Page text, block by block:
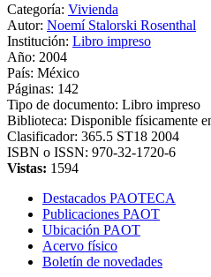
Categoría: Vivienda
Autor: Noemí Stalorski Rosenthal
Institución: Libro impreso
Año: 2004
País: México
Páginas: 142
Tipo de documento: Libro impreso
Biblioteca: Disponible físicamente
Clasificador: 365.5 ST18 2004
ISBN o ISSN: 970-32-1720-6
Vistas: 1594
Destacados PAOTECA
Publicaciones PAOT
Ubicación PAOT
Acervo físico
Boletín de novedades